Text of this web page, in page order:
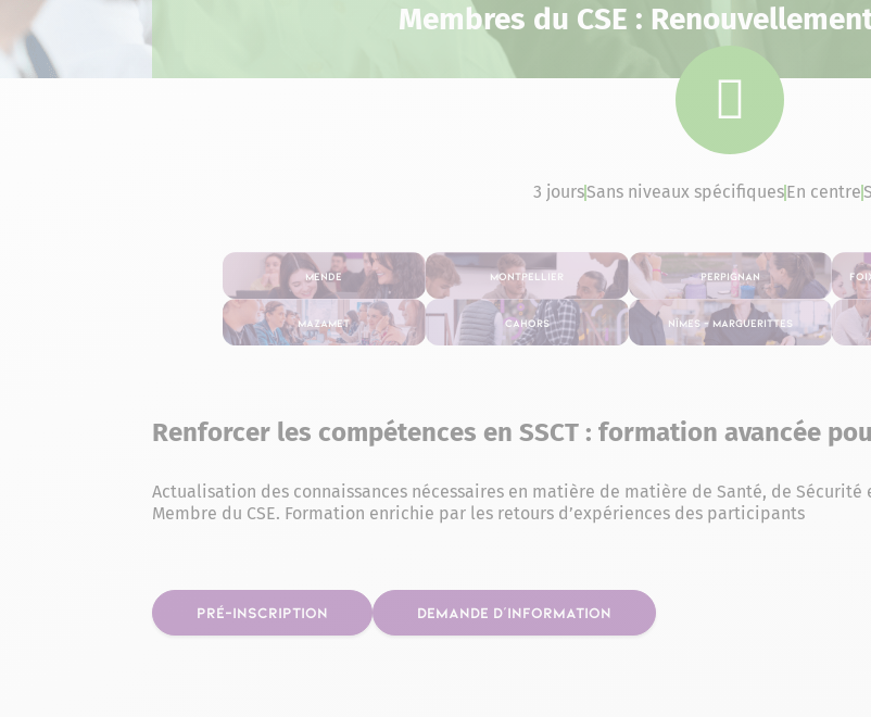
Membres du CSE :
3 joursSans niveaux spécifiquesEn centre
Mende Montpellier Perpignan
Mazamet Cahors Nîmes – Marguerittes
Renforcer les compétences en SSCT : formation avancée
Actualisation des connaissances nécessaires en matière de matière de Santé, de
Membre du CSE. Formation enrichie par les retours d’expériences des participants
PRÉ-INSCRIPTION DEMANDE D'INFORMATION